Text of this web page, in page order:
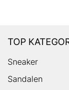
TOP
Sneaker
Sandalen